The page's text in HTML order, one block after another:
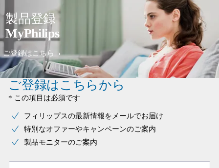
製品登録
MyPhilips
ご登録はこちら
ご登録はこちらから
* この項目は必須です
フィリップスの最新情報をメールでお届け
特別なオファーやキャンペーンのご案内
製品モニターのご案内